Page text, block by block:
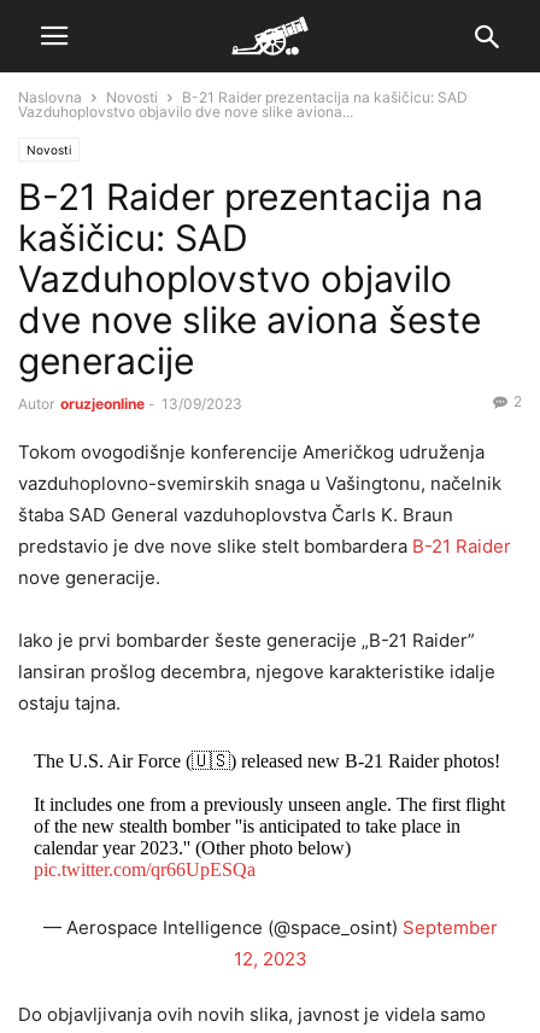
Naslovna Novosti
B-21 Raider prezentacija na kašičicu: SAD
Vazduhoplovstvo objavilo dve nove slike aviona...
Novosti
B-21 Raider prezentacija na
kašičicu: SAD
Vazduhoplovstvo objavilo
dve nove slike aviona šeste
generacije
Autor oruzjeonline - 13/09/2023 2
Tokom ovogodišnje konferencije Američkog udruženja
vazduhoplovno-svemirskih snaga u Vašingtonu, načelnik
štaba SAD General vazduhoplovstva Čarls K. Braun
predstavio je dve nove slike stelt bombardera B-21 Raider
nove generacije.
Iako je prvi bombarder šeste generacije „B-21 Raider”
lansiran prošlog decembra, njegove karakteristike idalje
ostaju tajna.
The U.S. Air Force (🇺🇸) released new B-21 Raider photos!
It includes one from a previously unseen angle. The first flight
of the new stealth bomber ''is anticipated to take place in
calendar year 2023.'' (Other photo below)
pic.twitter.com/qr66UpESQa
— Aerospace Intelligence (@space_osint) September
12, 2023
Do objavljivanja ovih novih slika, javnost je videla samo